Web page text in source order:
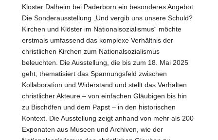
Kloster Dalheim bei Paderborn ein besonderes Angebot:
Die Sonderausstellung „Und vergib uns unsere Schuld?
Kirchen und Klöster im Nationalsozialismus“ möchte
erstmals umfassend das komplexe Verhältnis der
christlichen Kirchen zum Nationalsozialismus
beleuchten. Die Ausstellung, die bis zum 18. Mai 2025
geht, thematisiert das Spannungsfeld zwischen
Kollaboration und Widerstand und stellt das Verhalten
christlicher Akteure – von einfachen Gläubigen bis hin
zu Bischöfen und dem Papst – in den historischen
Kontext. Die Ausstellung zeigt anhand von mehr als 200
Exponaten aus Museen und Archiven, wie der